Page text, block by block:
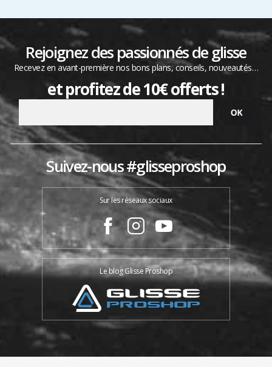
Rejoignez des passionnés de glisse
Recevez en avant-première nos bons plans, conseils, nouveautés…
et profitez de 10€ offerts !
Suivez-nous #glisseproshop
Sur les réseaux sociaux
Le blog Glisse Proshop